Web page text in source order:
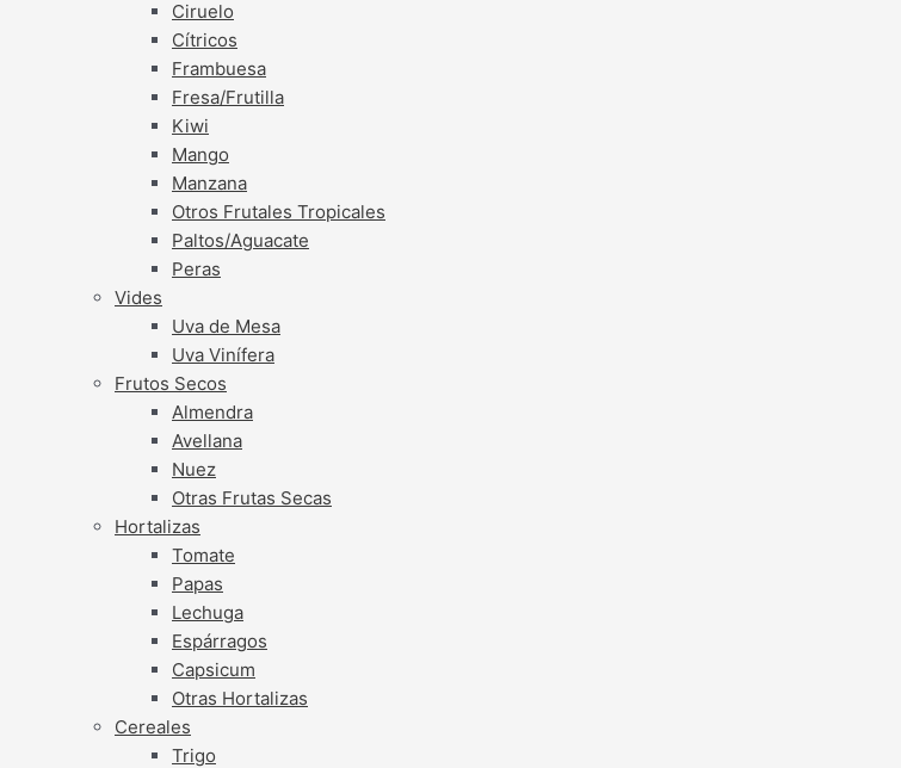
Ciruelo
Cítricos
Frambuesa
Fresa/Frutilla
Kiwi
Mango
Manzana
Otros Frutales Tropicales
Paltos/Aguacate
Peras
Vides
Uva de Mesa
Uva Vinífera
Frutos Secos
Almendra
Avellana
Nuez
Otras Frutas Secas
Hortalizas
Tomate
Papas
Lechuga
Espárragos
Capsicum
Otras Hortalizas
Cereales
Trigo